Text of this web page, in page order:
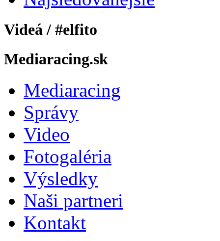
Videá / #elfito
Mediaracing.sk
Mediaracing
Správy
Video
Fotogaléria
Výsledky
Naši partneri
Kontakt